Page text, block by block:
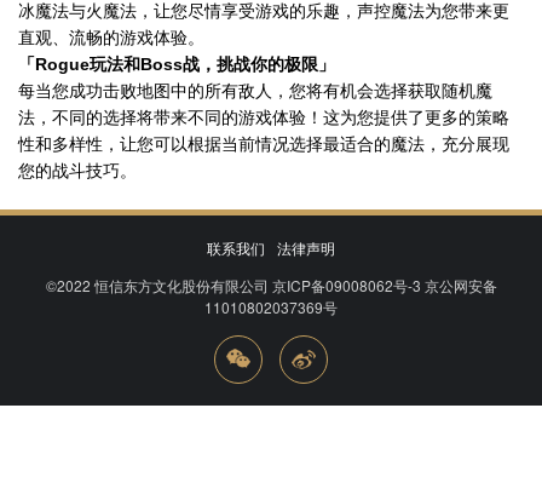
冰魔法与火魔法，让您尽情享受游戏的乐趣，声控魔法为您带来更
直观、流畅的游戏体验。
「Rogue玩法和Boss战，挑战你的极限」
每当您成功击败地图中的所有敌人，您将有机会选择获取随机魔
法，不同的选择将带来不同的游戏体验！这为您提供了更多的策略
性和多样性，让您可以根据当前情况选择最适合的魔法，充分展现
您的战斗技巧。
联系我们
法律声明
©2022恒信东方文化股份有限公司 京ICP备09008062号-3 京公网安备
11010802037369号